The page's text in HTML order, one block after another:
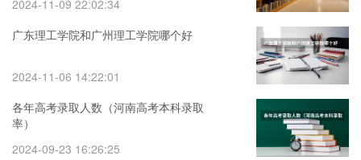
2024-11-09 22:02:34
广东理工学院和广州理工学院哪个好
2024-11-06 14:22:01
各年高考录取人数（河南高考本科录取
率）
2024-09-23 16:26:25